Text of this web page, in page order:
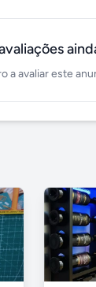
a avaliar este